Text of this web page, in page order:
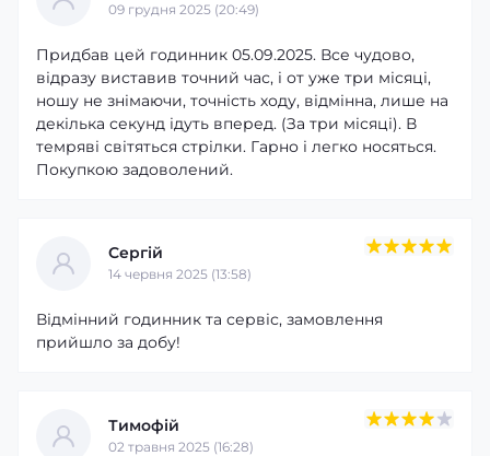
09 грудня 2025 (20:49)
Придбав цей годинник 05.09.2025. Все чудово,
відразу виставив точний час, і от уже три місяці,
ношу не знімаючи, точність ходу, відмінна, лише на
декілька секунд ідуть вперед. (За три місяці). В
темряві світяться стрілки. Гарно і легко носяться.
Покупкою задоволений.
Сергій
14 червня 2025 (13:58)
Відмінний годинник та сервіс, замовлення
прийшло за добу!
Тимофій
02 травня 2025 (16:28)